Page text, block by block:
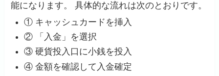
能になります。 具体的な流れは次のとおりです。
① キャッシュカードを挿入
② 「入金」を選択
③ 硬貨投入口に小銭を投入
④ 金額を確認して入金確定